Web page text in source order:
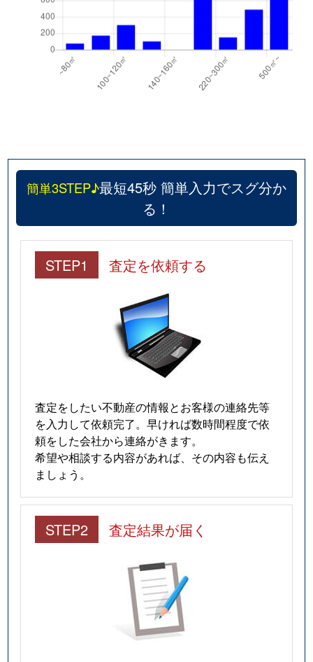
簡単3STEP♪最短45秒 簡単入力でスグ分か
る！
STEP1 査定を依頼する
査定をしたい不動産の情報とお客様の連絡先等
を入力して依頼完了。早ければ数時間程度で依
頼をした会社から連絡がきます。
希望や相談する内容があれば、その内容も伝え
ましょう。
STEP2 査定結果が届く